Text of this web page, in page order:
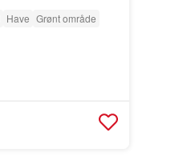
Have Grønt område